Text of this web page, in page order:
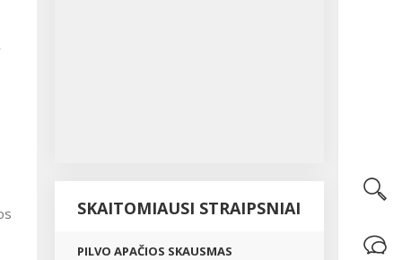
SKAITOMIAUSI STRAIPSNIAI
PILVO APAČIOS SKAUSMAS